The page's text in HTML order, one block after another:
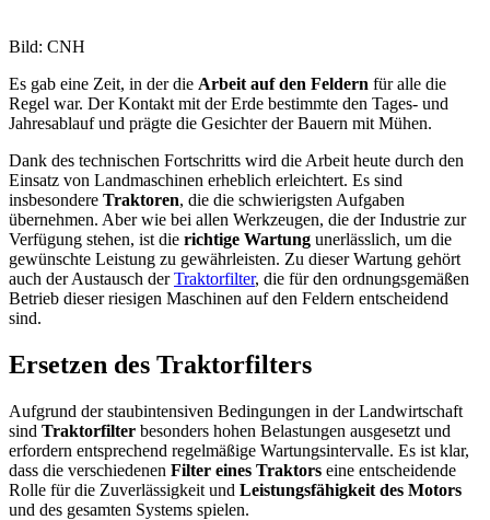
Bild: CNH
Es gab eine Zeit, in der die Arbeit auf den Feldern für alle die
Regel war. Der Kontakt mit der Erde bestimmte den Tages- und
Jahresablauf und prägte die Gesichter der Bauern mit Mühen.
Dank des technischen Fortschritts wird die Arbeit heute durch den
Einsatz von Landmaschinen erheblich erleichtert. Es sind
insbesondere Traktoren, die die schwierigsten Aufgaben
übernehmen. Aber wie bei allen Werkzeugen, die der Industrie zur
Verfügung stehen, ist die richtige Wartung unerlässlich, um die
gewünschte Leistung zu gewährleisten. Zu dieser Wartung gehört
auch der Austausch derTraktorfilter, die für den ordnungsgemäßen
Betrieb dieser riesigen Maschinen auf den Feldern entscheidend
sind.
Ersetzen des Traktorfilters
Aufgrund der staubintensiven Bedingungen in der Landwirtschaft
sind Traktorfilter besonders hohen Belastungen ausgesetzt und
erfordern entsprechend regelmäßige Wartungsintervalle. Es ist klar,
dass die verschiedenen Filter eines Traktors eine entscheidende
Rolle für die Zuverlässigkeit und Leistungsfähigkeit des Motors
und des gesamten Systems spielen.